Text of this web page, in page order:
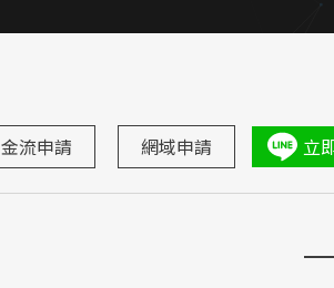
金流申請 網域申請 立